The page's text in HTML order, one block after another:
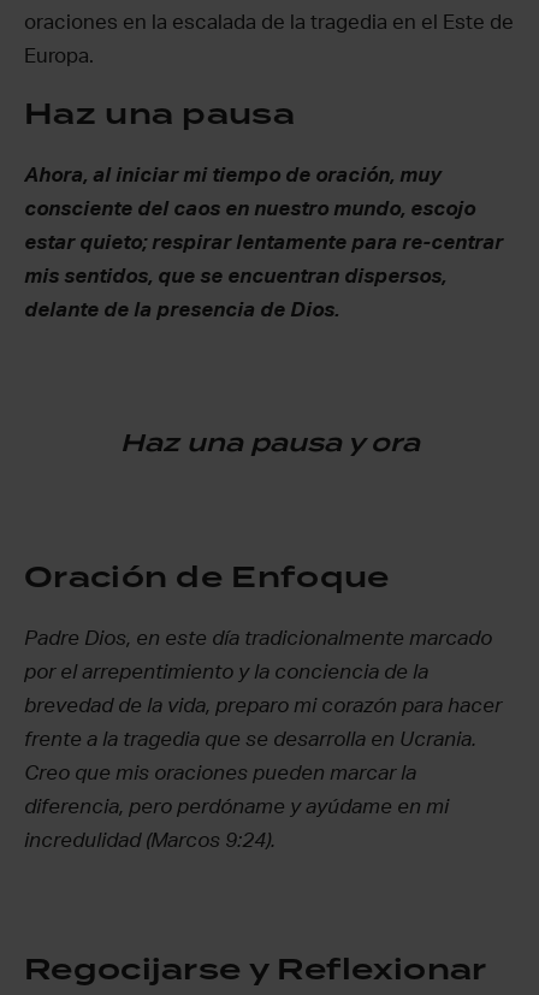
oraciones en la escalada de la tragedia en el Este de
Europa.
Haz una pausa
Ahora, al iniciar mi tiempo de oración, muy
consciente del caos en nuestro mundo, escojo
estar quieto; respirar lentamente para re-centrar
mis sentidos, que se encuentran dispersos,
delante de la presencia de Dios.
Haz una pausa y ora
Oración de Enfoque
Padre Dios, en este día tradicionalmente marcado
por el arrepentimiento y la conciencia de la
brevedad de la vida, preparo mi corazón para hacer
frente a la tragedia que se desarrolla en Ucrania.
Creo que mis oraciones pueden marcar la
diferencia, pero perdóname y ayúdame en mi
incredulidad (Marcos 9:24).
Regocijarse y Reflexionar